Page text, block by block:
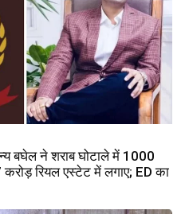
बघेल ने शराब घोटाले में 1000
रियल एस्टेट में लगाए; ED का